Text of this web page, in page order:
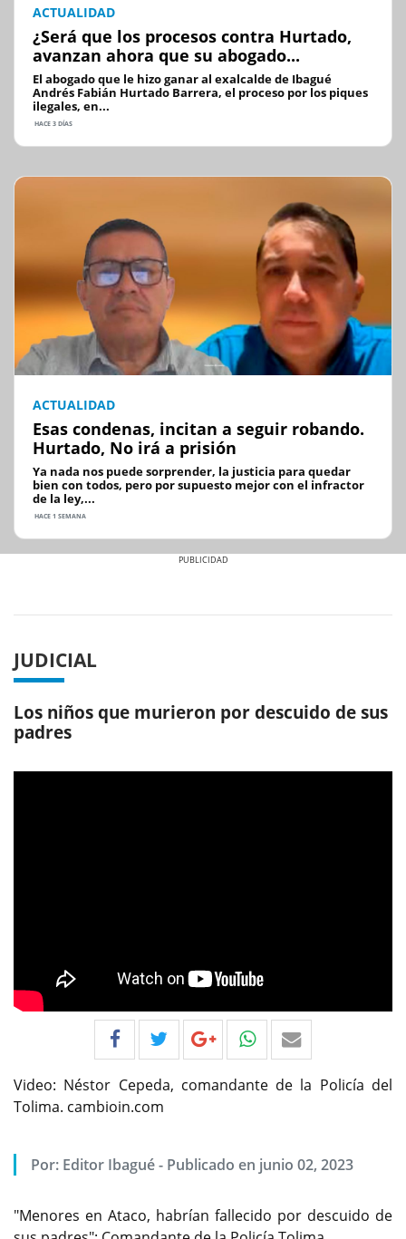
ACTUALIDAD
¿Será que los procesos contra Hurtado,
avanzan ahora que su abogado...
El abogado que le hizo ganar al exalcalde de Ibagué
Andrés Fabián Hurtado Barrera, el proceso por los piques
ilegales, en...
HACE 3 DÍAS
ACTUALIDAD
Esas condenas, incitan a seguir robando.
Hurtado, No irá a prisión
Ya nada nos puede sorprender, la justicia para quedar
bien con todos, pero por supuesto mejor con el infractor
de la ley,...
HACE 1 SEMANA
JUDICIAL
Los niños que murieron por descuido de sus
padres
Video: Néstor Cepeda, comandante de la Policía del
Tolima. cambioin.com
Por: Editor Ibagué- Publicado en junio 02, 2023
"Menores en Ataco, habrían fallecido por descuido de